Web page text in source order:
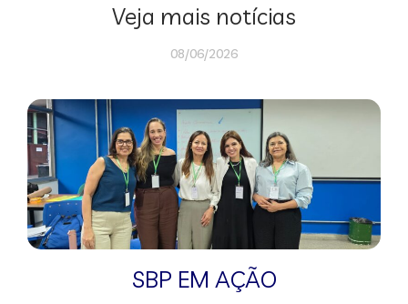
Veja mais notícias
08/06/2026
SBP EM AÇÃO